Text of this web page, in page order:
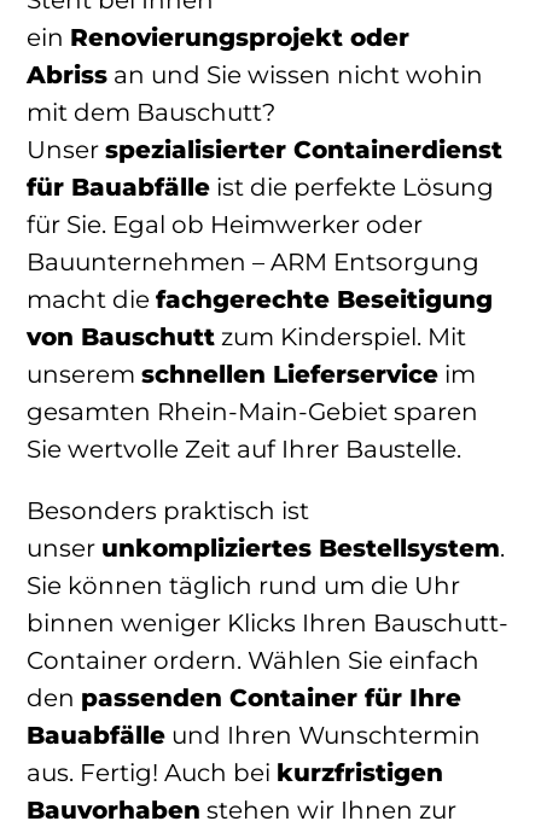
ein Renovierungsprojekt oder
Abriss an und Sie wissen nicht wohin
mit dem Bauschutt?
Unser spezialisierter Containerdienst
für Bauabfälle ist die perfekte Lösung
für Sie. Egal ob Heimwerker oder
Bauunternehmen – ARM Entsorgung
macht die fachgerechte Beseitigung
von Bauschutt zum Kinderspiel. Mit
unserem schnellen Lieferservice im
gesamten Rhein-Main-Gebiet sparen
Sie wertvolle Zeit auf Ihrer Baustelle.
Besonders praktisch ist
unser unkompliziertes Bestellsystem.
Sie können täglich rund um die Uhr
binnen weniger Klicks Ihren Bauschutt-
Container ordern. Wählen Sie einfach
den passenden Container für Ihre
Bauabfälle und Ihren Wunschtermin
aus. Fertig! Auch bei kurzfristigen
Bauvorhaben stehen wir Ihnen zur